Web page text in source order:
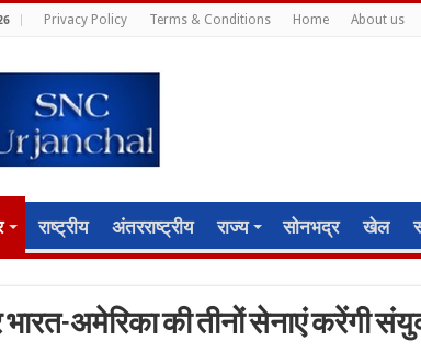
Privacy Policy Terms & Conditions Home About us
राष्ट्रीय अंतरराष्ट्रीय राज्य सोनभद्र खेल
भारत-अमेरिका की तीनों सेनाएं करेंगी